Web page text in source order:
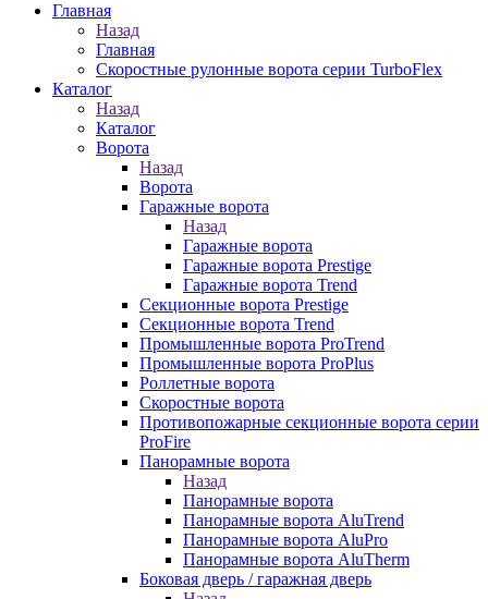
Главная
Назад
Главная
Скоростные рулонные ворота серии TurboFlex
Каталог
Назад
Каталог
Ворота
Назад
Ворота
Гаражные ворота
Назад
Гаражные ворота
Гаражные ворота Prestige
Гаражные ворота Trend
Секционные ворота Prestige
Секционные ворота Trend
Промышленные ворота ProTrend
Промышленные ворота ProPlus
Роллетные ворота
Скоростные ворота
Противопожарные секционные ворота серии
ProFire
Панорамные ворота
Назад
Панорамные ворота
Панорамные ворота AluTrend
Панорамные ворота AluPro
Панорамные ворота AluTherm
Боковая дверь / гаражная дверь